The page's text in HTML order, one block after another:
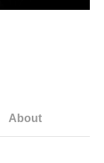
About